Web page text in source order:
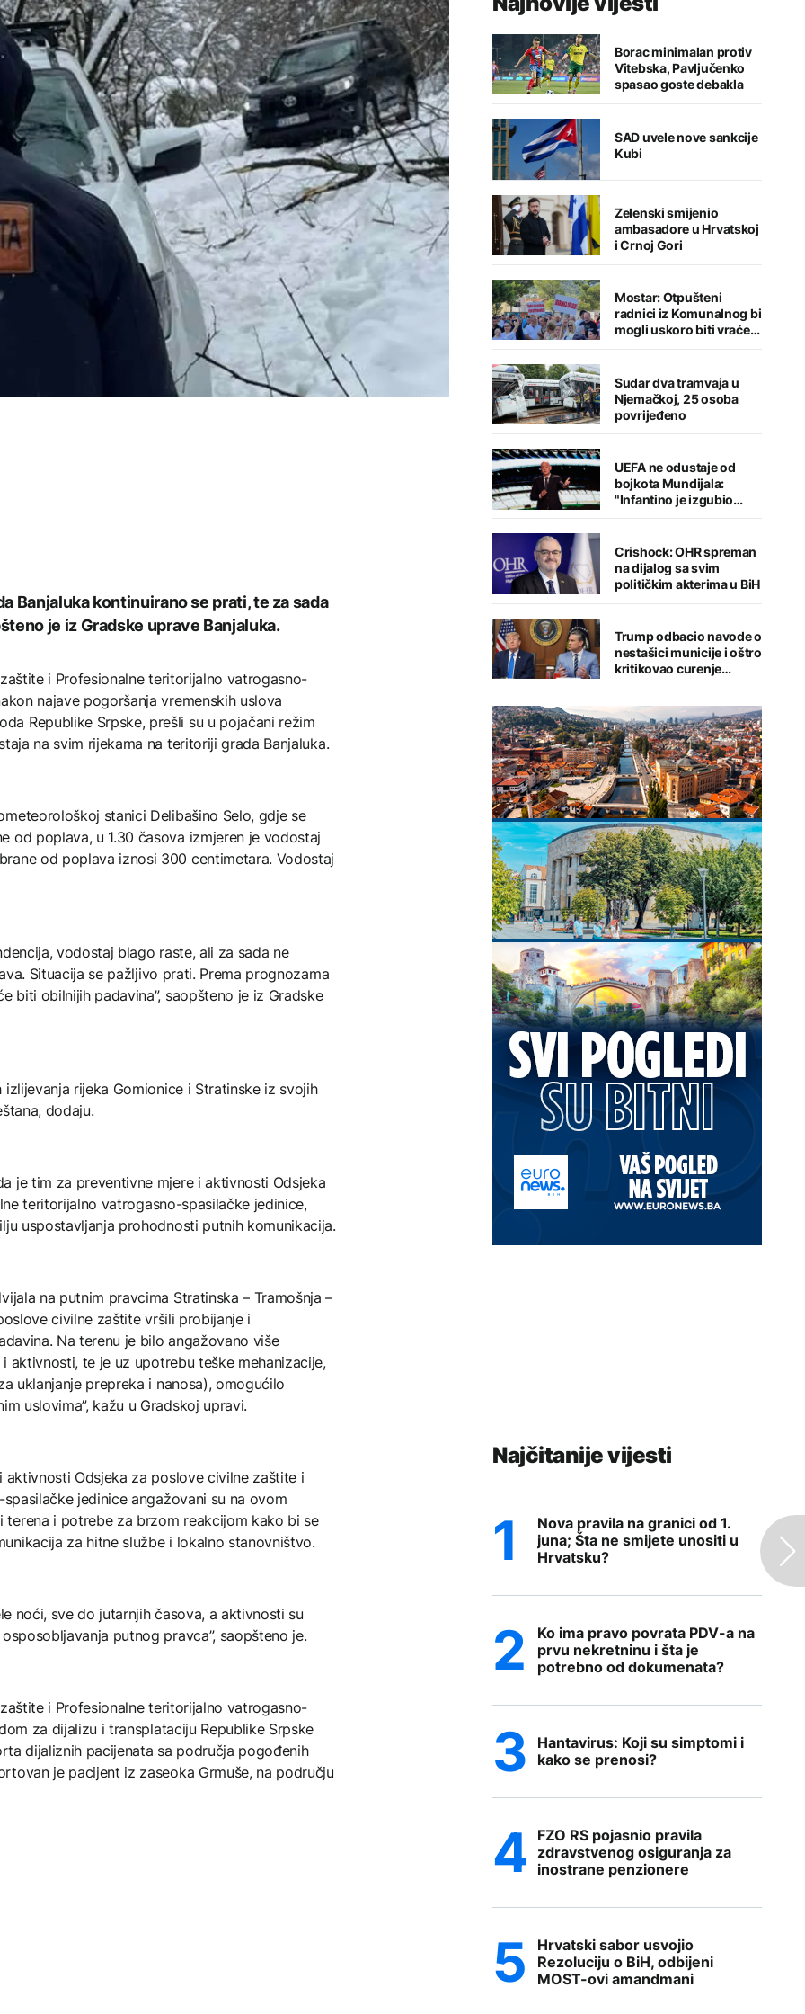
Banjaluka kontinuirano se prati, te za sada
je iz Gradske uprave Banjaluka.
i Profesionalne teritorijalno vatrogasno-
najave pogoršanja vremenskih uslova
Republike Srpske, prešli su u pojačani režim
na svim rijekama na teritoriji grada Banjaluka.
stanici Delibašino Selo, gd‌je se
od poplava, u 1.30 časova izmjeren je vodostaj
od poplava iznosi 300 centimetara. Vodostaj
vodostaj blago raste, ali za sada ne
Situacija se pažljivo prati. Prema prognozama
biti obilnijih padavina”, saopšteno je iz Gradske
rijeka Gomionice i Stratinske iz svojih
dodaju.
je tim za preventivne mjere i aktivnosti Odsjeka
teritorijalno vatrogasno-spasilačke jedinice,
uspostavljanja prohodnosti putnih komunikacija.
na putnim pravcima Stratinska – Tramošnja –
civilne zaštite vršili probijanje i
Na terenu je bilo angažovano više
aktivnosti, te je uz upotrebu teške mehanizacije,
uklanjanje prepreka i nanosa), omogućilo
uslovima”, kažu u Gradskoj upravi.
Odsjeka za poslove civilne zaštite i
jedinice angažovani su na ovom
i potrebe za brzom reakcijom kako bi se
za hitne službe i lokalno stanovništvo.
noći, sve do jutarnjih časova, a aktivnosti su
putnog pravca”, saopšteno je.
i Profesionalne teritorijalno vatrogasno-
za dijalizu i transplataciju Republike Srpske
dijaliznih pacijenata sa područja pogođenih
je pacijent iz zaseoka Grmuše, na području
Borac minimalan protiv
Vitebska, Pavljučenko
spasao goste debakla
SAD uvele nove sankcije
Kubi
Zelenski smijenio
ambasadore u Hrvatskoj
i Crnoj Gori
Mostar: Otpušteni
radnici iz Komunalnog bi
mogli uskoro biti vraćeni
na posao
Sudar dva tramvaja u
Njemačkoj, 25 osoba
povrijeđeno
UEFA ne odustaje od
bojkota Mundijala:
"Infantino je izgubio
kredibilitet"
Crishock: OHR spreman
na dijalog sa svim
političkim akterima u BiH
Trump odbacio navode o
nestašici municije i oštro
kritikovao curenje
Najčitanije vijesti
Nova pravila na granici od 1.
juna; Šta ne smijete unositi u
Hrvatsku?
Ko ima pravo povrata PDV-a na
prvu nekretninu i šta je
potrebno od dokumenata?
Hantavirus: Koji su simptomi i
kako se prenosi?
FZO RS pojasnio pravila
zdravstvenog osiguranja za
inostrane penzionere
Hrvatski sabor usvojio
Rezoluciju o BiH, odbijeni
MOST-ovi amandmani